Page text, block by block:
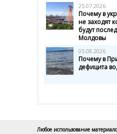
25.07.2026
Почему в
не заходят
будут
Молдовы
05.08.2026
Почему в
дефицита
Любое использование